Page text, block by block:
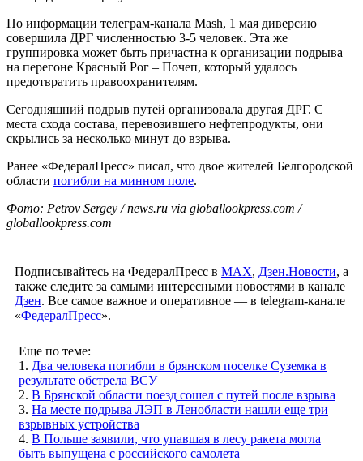
По информации телеграм-канала Mash, 1 мая диверсию
совершила ДРГ численностью 3-5 человек. Эта же
группировка может быть причастна к организации подрыва
на перегоне Красный Рог – Почеп, который удалось
предотвратить правоохранителям.
Сегодняшний подрыв путей организовала другая ДРГ. С
места схода состава, перевозившего нефтепродукты, они
скрылись за несколько минут до взрыва.
Ранее «ФедералПресс» писал, что двое жителей Белгородской
области погибли на минном поле.
Фото: Petrov Sergey / news.ru via globallookpress.com /
globallookpress.com
Подписывайтесь на ФедералПресс в МАХ, Дзен.Новости, а
также следите за самыми интересными новостями в канале
Дзен. Все самое важное и оперативное — в telegram-канале
«ФедералПресс».
Еще по теме:
1. Два человека погибли в брянском поселке Суземка в
результате обстрела ВСУ
2. В Брянской области поезд сошел с путей после взрыва
3. На месте подрыва ЛЭП в Ленобласти нашли еще три
взрывных устройства
4. В Польше заявили, что упавшая в лесу ракета могла
быть выпущена с российского самолета